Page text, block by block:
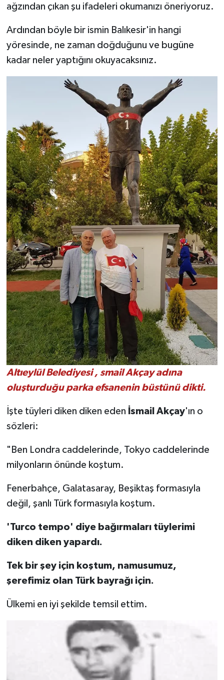
ağzından çıkan şu ifadeleri okumanızı öneriyoruz.
Ardından böyle bir ismin Balıkesir'in hangi
yöresinde, ne zaman doğduğunu ve bugüne
kadar neler yaptığını okuyacaksınız.
Altıeylül Belediyesi , smail Akçay adına
oluşturduğu parka efsanenin büstünü dikti.
İşte tüyleri diken diken eden İsmail Akçay'ın o
sözleri:
"Ben Londra caddelerinde, Tokyo caddelerinde
milyonların önünde koştum.
Fenerbahçe, Galatasaray, Beşiktaş formasıyla
değil, şanlı Türk formasıyla koştum.
'Turco tempo' diye bağırmaları tüylerimi
diken diken yapardı.
Tek bir şey için koştum, namusumuz,
şerefimiz olan Türk bayrağı için.
Ülkemi en iyi şekilde temsil ettim.